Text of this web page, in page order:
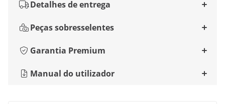
Detalhes de entrega
Peças sobresselentes
Garantia Premium
Manual do utilizador